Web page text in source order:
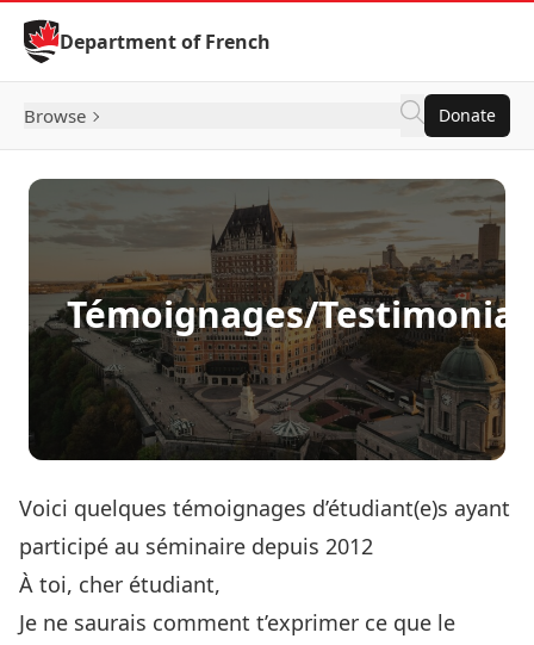
Skip to Content
Department of French
Browse Donate
Témoignages/
Voici quelques témoignages d’étudiant(e)s ayant
participé au séminaire depuis 2012
À toi, cher étudiant,
Je ne saurais comment t’exprimer ce que le